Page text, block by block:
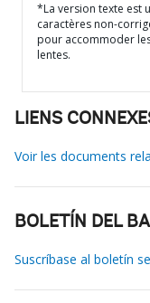
*La version texte est
caractères non-
pour accommoder
lentes.
LIENS
Voir les documents
BOLETÍN DEL
Suscríbase al boletín